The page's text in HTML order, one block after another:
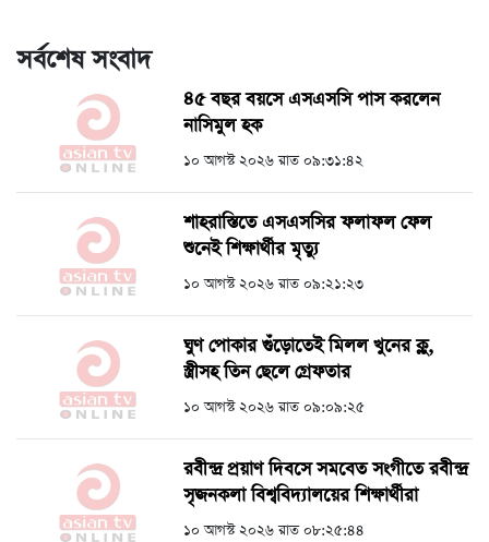
সর্বশেষ সংবাদ
৪৫ বছর বয়সে এসএসসি পাস করলেন
নাসিমুল হক
১০ আগস্ট ২০২৬ রাত ০৯:৩১:৪২
শাহরাস্তিতে এসএসসির ফলাফল ফেল
শুনেই শিক্ষার্থীর মৃত্যু
১০ আগস্ট ২০২৬ রাত ০৯:২১:২৩
ঘুণ পোকার গুঁড়োতেই মিলল খুনের ক্লু,
স্ত্রীসহ তিন ছেলে গ্রেফতার
১০ আগস্ট ২০২৬ রাত ০৯:০৯:২৫
রবীন্দ্র প্রয়াণ দিবসে সমবেত সংগীতে রবীন্দ্র
সৃজনকলা বিশ্ববিদ্যালয়ের শিক্ষার্থীরা
১০ আগস্ট ২০২৬ রাত ০৮:২৫:৪৪